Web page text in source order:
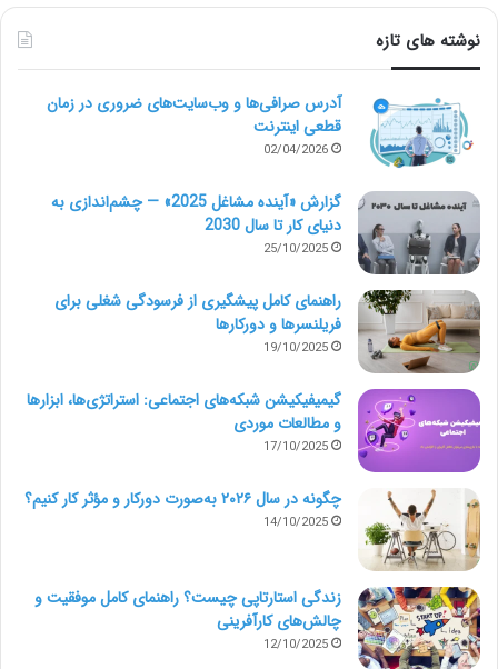
نوشته های تازه
آدرس صرافی‌ها و وب‌سایت‌های ضروری در زمان
قطعی اینترنت
02/04/2026
گزارش «آینده مشاغل 2025» — چشم‌اندازی به
دنیای کار تا سال 2030
25/10/2025
راهنمای کامل پیشگیری از فرسودگی شغلی برای
فریلنسرها و دورکارها
19/10/2025
گیمیفیکیشن شبکه‌های اجتماعی: استراتژی‌ها، ابزارها
و مطالعات موردی
17/10/2025
چگونه در سال ۲۰۲۶ به‌صورت دورکار و مؤثر کار کنیم؟
14/10/2025
زندگی استارتاپی چیست؟ راهنمای کامل موفقیت و
چالش‌های کارآفرینی
12/10/2025